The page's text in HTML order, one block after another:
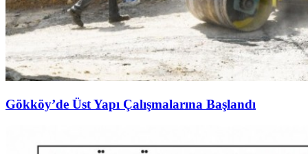
Gökköy’de Üst Yapı Çalışmalarına Başlandı